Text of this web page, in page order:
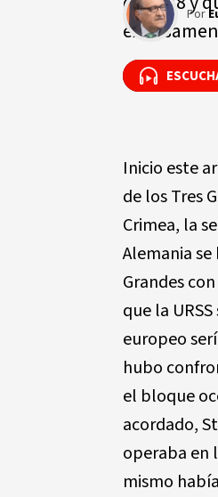
Por
Inicio este
de los Tres
Crimea, la
Alemania
Grandes
que la
europeo
hubo
el bloque
acordado,
operaba en
mismo